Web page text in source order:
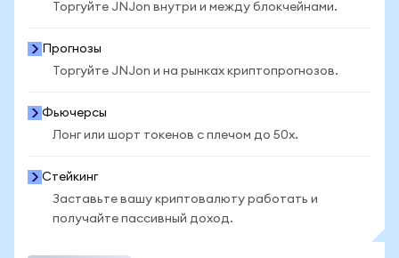
Торгуйте JNJon внутри и между блокчейнами.
Прогнозы
Торгуйте JNJon и на рынках криптопрогнозов.
Фьючерсы
Лонг или шорт токенов с плечом до 50x.
Стейкинг
Заставьте вашу криптовалюту работать и
получайте пассивный доход.